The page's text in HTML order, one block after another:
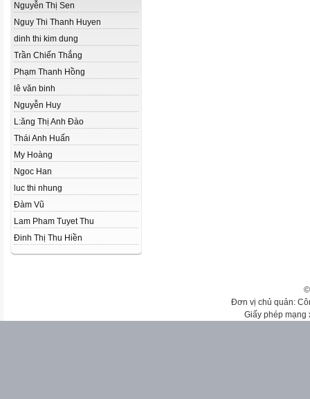
Nguyễn Thị Sen
Nguy Thi Thanh Huyen
dinh thi kim dung
Trần Chiến Thắng
Phạm Thanh Hồng
lê văn binh
Nguyễn Huy
L:ăng Thị Anh Đào
Thái Anh Huấn
My Hoàng
Ngoc Han
luc thi nhung
Đàm Vũ
Lam Pham Tuyet Thu
Đinh Thị Thu Hiền
Đơn vị chủ quản:
Giấy phép mạng